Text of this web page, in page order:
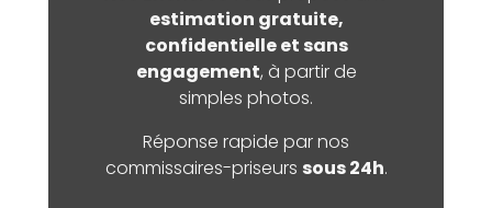
estimation gratuite,
confidentielle et sans
engagement, à partir de
simples photos.
Réponse rapide par nos
commissaires-priseurs sous 24h.